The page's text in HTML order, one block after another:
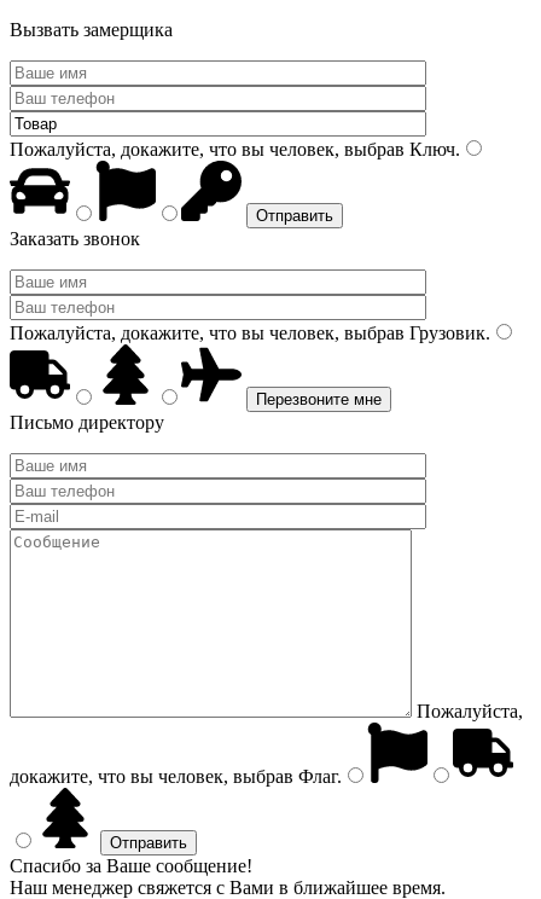
Вызвать замерщика
Пожалуйста, докажите, что вы человек, выбрав Ключ.
Заказать звонок
Пожалуйста, докажите, что вы человек, выбрав Грузовик.
Письмо директору
Пожалуйста,
докажите, что вы человек, выбрав Флаг.
Спасибо за Ваше сообщение!
Наш менеджер свяжется с Вами в ближайшее время.